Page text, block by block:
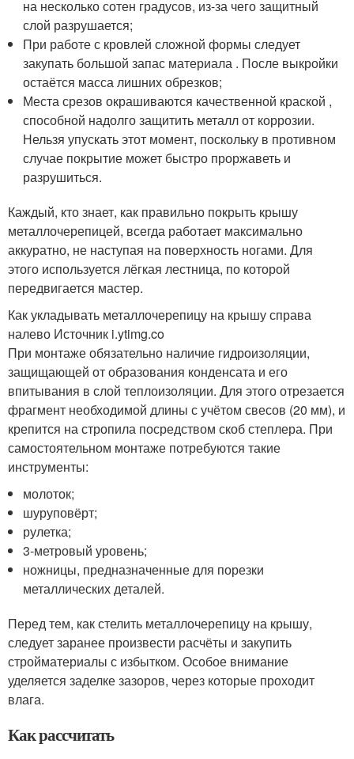
на несколько сотен градусов, из-за чего защитный
слой разрушается;
При работе с кровлей сложной формы следует
закупать большой запас материала . После выкройки
остаётся масса лишних обрезков;
Места срезов окрашиваются качественной краской ,
способной надолго защитить металл от коррозии.
Нельзя упускать этот момент, поскольку в противном
случае покрытие может быстро проржаветь и
разрушиться.
Каждый, кто знает, как правильно покрыть крышу
металлочерепицей, всегда работает максимально
аккуратно, не наступая на поверхность ногами. Для
этого используется лёгкая лестница, по которой
передвигается мастер.
Как укладывать металлочерепицу на крышу справа
налево Источник i.ytimg.co
При монтаже обязательно наличие гидроизоляции,
защищающей от образования конденсата и его
впитывания в слой теплоизоляции. Для этого отрезается
фрагмент необходимой длины с учётом свесов (20 мм), и
крепится на стропила посредством скоб степлера. При
самостоятельном монтаже потребуются такие
инструменты:
молоток;
шуруповёрт;
рулетка;
3-метровый уровень;
ножницы, предназначенные для порезки
металлических деталей.
Перед тем, как стелить металлочерепицу на крышу,
следует заранее произвести расчёты и закупить
стройматериалы с избытком. Особое внимание
уделяется заделке зазоров, через которые проходит
влага.
Как рассчитать